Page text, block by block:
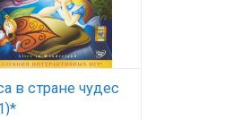
в стране чудес